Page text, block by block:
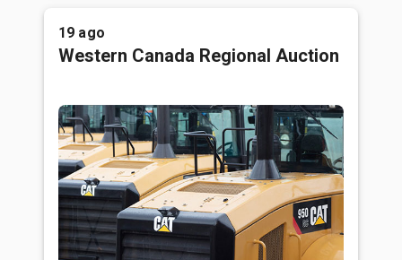
19 ago
Western Canada Regional Auction